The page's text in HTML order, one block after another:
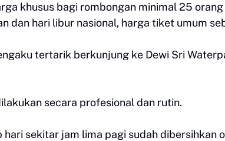
khusus bagi rombongan minimal 25
dan hari libur nasional, harga tiket umum
tertarik berkunjung ke Dewi Sri
secara profesional dan rutin.
sekitar jam lima pagi sudah dibersihkan